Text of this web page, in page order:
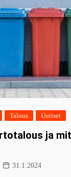
Talous Uutiset
ja
31.1.2024